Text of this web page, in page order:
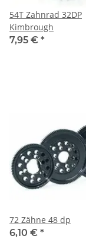
54T Zahnrad 32DP
Kimbrough
7,95 € *
72 Zähne 48 dp
6,10 € *